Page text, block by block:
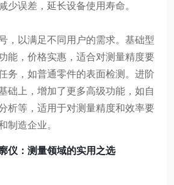
少误差，延长设备使用寿命。
，以满足不同用户的需求。基础型
能，价格实惠，适合对测量精度要
务，如普通零件的表面检测。进阶
础上，增加了更多高级功能，如自
析等，适用于对测量精度和效率要
制造企业。
仪：测量领域的实用之选